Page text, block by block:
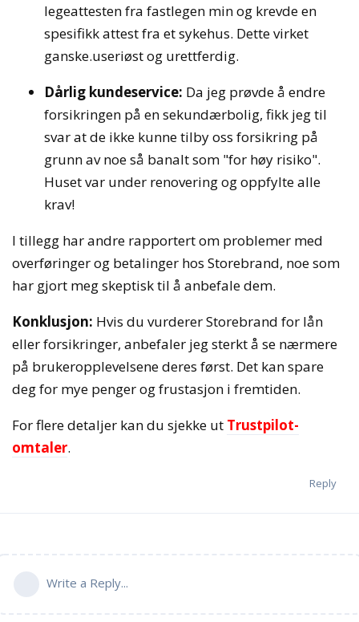
legeattesten fra fastlegen min og krevde en
spesifikk attest fra et sykehus. Dette virket
ganske.useriøst og urettferdig.
Dårlig kundeservice: Da jeg prøvde å endre
forsikringen på en sekundærbolig, fikk jeg til
svar at de ikke kunne tilby oss forsikring på
grunn av noe så banalt som "for høy risiko".
Huset var under renovering og oppfylte alle
krav!
I tillegg har andre rapportert om problemer med
overføringer og betalinger hos Storebrand, noe som
har gjort meg skeptisk til å anbefale dem.
Konklusjon: Hvis du vurderer Storebrand for lån
eller forsikringer, anbefaler jeg sterkt å se nærmere
på brukeropplevelsene deres først. Det kan spare
deg for mye penger og frustasjon i fremtiden.
For flere detaljer kan du sjekke ut Trustpilot-
omtaler.
Reply
Write a Reply...